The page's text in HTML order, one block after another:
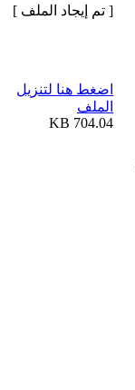
[ تم إيجاد الملف ]
اضغط هنا لتنزيل
الملف
704.04 KB